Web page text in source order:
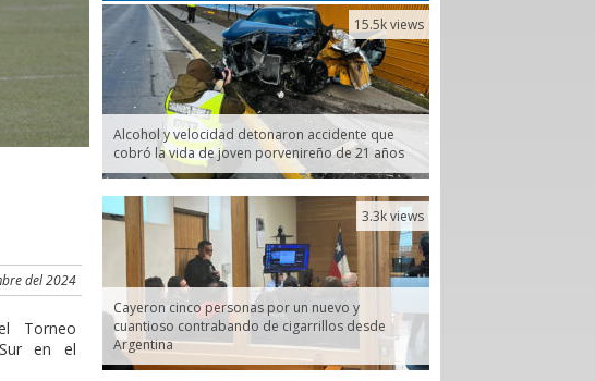
del 2024
Torneo
en el
Alcohol y velocidad detonaron accidente que
cobró la vida de joven porvenireño de 21 años
15.5k views
Cayeron cinco personas por un nuevo y
cuantioso contrabando de cigarrillos desde
Argentina
3.3k views